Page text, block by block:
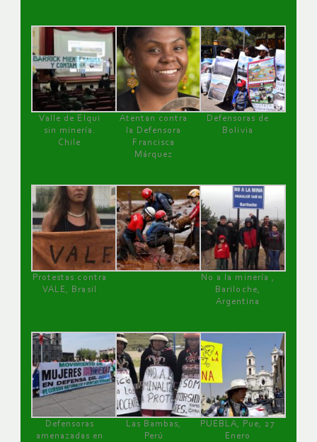
Valle de Elqui
sin minería.
Chile
Atentan contra
la Defensora
Francisca
Márquez
Defensoras de
Bolivia
Protestas contra
VALE, Brasil
No a la minería ,
Bariloche,
Argentina
Defensoras
amenazadas en
Las Bambas,
Perú
PUEBLA, Pue, 27
Enero